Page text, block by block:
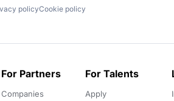
policyCookie policy
For Partners
Companies
For Talents
Apply